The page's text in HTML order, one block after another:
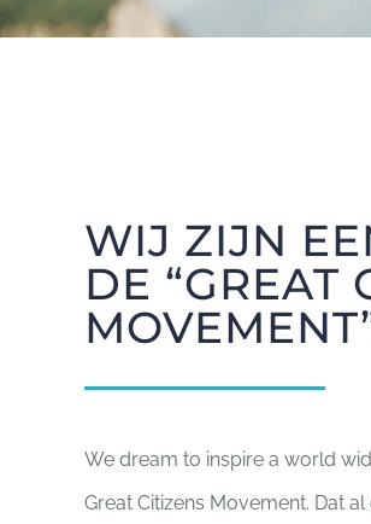
WIJ ZIJN
DE “GREAT
We dream to inspire a world
Great Citizens Movement. Dat